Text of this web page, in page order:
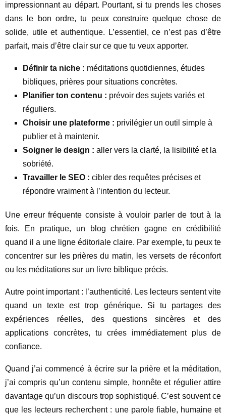
impressionnant au départ. Pourtant, si tu prends les choses
dans le bon ordre, tu peux construire quelque chose de
solide, utile et authentique. L’essentiel, ce n’est pas d’être
parfait, mais d’être clair sur ce que tu veux apporter.
Définir ta niche : méditations quotidiennes, études
bibliques, prières pour situations concrètes.
Planifier ton contenu : prévoir des sujets variés et
réguliers.
Choisir une plateforme : privilégier un outil simple à
publier et à maintenir.
Soigner le design : aller vers la clarté, la lisibilité et la
sobriété.
Travailler le SEO : cibler des requêtes précises et
répondre vraiment à l’intention du lecteur.
Une erreur fréquente consiste à vouloir parler de tout à la
fois. En pratique, un blog chrétien gagne en crédibilité
quand il a une ligne éditoriale claire. Par exemple, tu peux te
concentrer sur les prières du matin, les versets de réconfort
ou les méditations sur un livre biblique précis.
Autre point important : l’authenticité. Les lecteurs sentent vite
quand un texte est trop générique. Si tu partages des
expériences réelles, des questions sincères et des
applications concrètes, tu crées immédiatement plus de
confiance.
Quand j’ai commencé à écrire sur la prière et la méditation,
j’ai compris qu’un contenu simple, honnête et régulier attire
davantage qu’un discours trop sophistiqué. C’est souvent ce
que les lecteurs recherchent : une parole fiable, humaine et